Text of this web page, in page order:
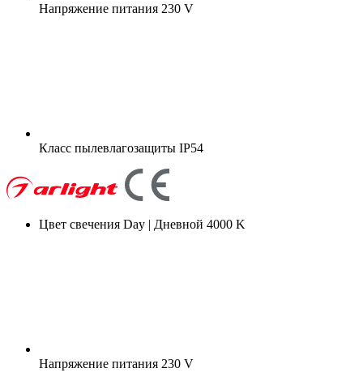
Напряжение питания 230 V
Класс пылевлагозащиты IP54
Цвет свечения Day | Дневной 4000 K
Напряжение питания 230 V